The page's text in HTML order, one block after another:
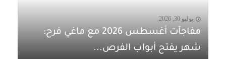
يوليو 30, 2026
مفاجآت أغسطس 2026 مع ماغي فرح:
شهر يفتح أبواب الفرص...